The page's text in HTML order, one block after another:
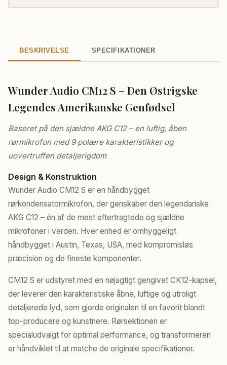
BESKRIVELSE SPECIFIKATIONER
Wunder Audio CM12 S – Den Østrigske
Legendes Amerikanske Genfødsel
Baseret på den sjældne AKG C12 – en luftig, åben
rørmikrofon med 9 polære karakteristikker og
uovertruffen detaljerigdom
Design & Konstruktion
Wunder Audio CM12 S er en håndbygget
rørkondensatormikrofon, der genskaber den legendariske
AKG C12 – én af de mest eftertragtede og sjældne
mikrofoner i verden. Hver enhed er omhyggeligt
håndbygget i Austin, Texas, USA, med kompromisløs
præcision og de fineste komponenter.
CM12 S er udstyret med en nøjagtigt gengivet CK12-kapsel,
der leverer den karakteristiske åbne, luftige og utroligt
detaljerede lyd, som gjorde originalen til en favorit blandt
top-producere og kunstnere. Rørsektionen er
specialudvalgt for optimal performance, og transformeren
er håndviklet til at matche de originale specifikationer.